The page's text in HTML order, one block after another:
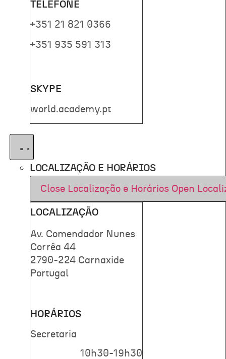
TELEFONE
+351 21 821 0366
+351 935 591 313
SKYPE
world.academy.pt
LOCALIZAÇÃO E HORÁRIOS
Close Localização e Horários Open
LOCALIZAÇÃO
Av. Comendador Nunes
Corrêa 44
2790-224 Carnaxide
Portugal
HORÁRIOS
Secretaria
10h30-19h30